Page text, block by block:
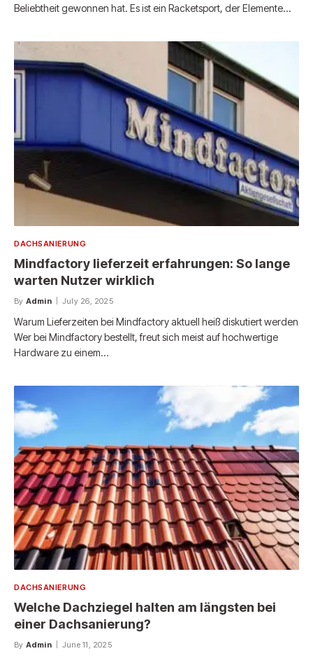
Beliebtheit gewonnen hat. Es ist ein Racketsport, der Elemente…
DACHSANIERUNG
Mindfactory lieferzeit erfahrungen: So lange
warten Nutzer wirklich
By Admin July 26, 2025
Warum Lieferzeiten bei Mindfactory aktuell heiß diskutiert werden
Wer bei Mindfactory bestellt, freut sich meist auf hochwertige
Hardware zu einem…
DACHSANIERUNG
Welche Dachziegel halten am längsten bei
einer Dachsanierung?
By Admin June 11, 2025